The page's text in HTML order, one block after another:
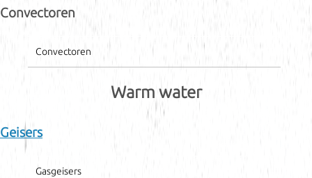
Convectoren
Convectoren
Warm water
Geisers
Gasgeisers